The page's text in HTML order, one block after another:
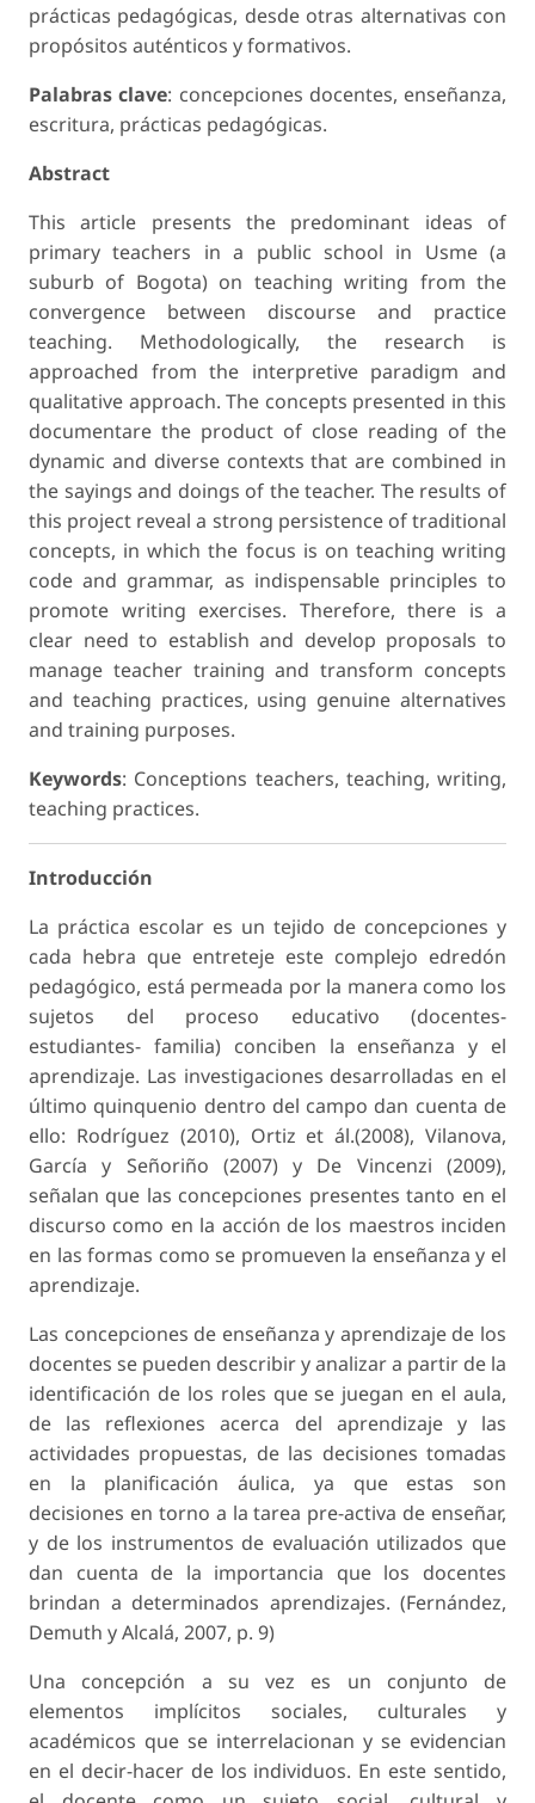
prácticas pedagógicas, desde otras alternativas con
propósitos auténticos y formativos.
Palabras clave: concepciones docentes, enseñanza,
escritura, prácticas pedagógicas.
Abstract
This article presents the predominant ideas of
primary teachers in a public school in Usme (a
suburb of Bogota) on teaching writing from the
convergence between discourse and practice
teaching. Methodologically, the research is
approached from the interpretive paradigm and
qualitative approach. The concepts presented in this
documentare the product of close reading of the
dynamic and diverse contexts that are combined in
the sayings and doings of the teacher. The results of
this project reveal a strong persistence of traditional
concepts, in which the focus is on teaching writing
code and grammar, as indispensable principles to
promote writing exercises. Therefore, there is a
clear need to establish and develop proposals to
manage teacher training and transform concepts
and teaching practices, using genuine alternatives
and training purposes.
Keywords: Conceptions teachers, teaching, writing,
teaching practices.
Introducción
La práctica escolar es un tejido de concepciones y
cada hebra que entreteje este complejo edredón
pedagógico, está permeada por la manera como los
sujetos del proceso educativo (docentes-
estudiantes- familia) conciben la enseñanza y el
aprendizaje. Las investigaciones desarrolladas en el
último quinquenio dentro del campo dan cuenta de
ello: Rodríguez (2010), Ortiz et ál.(2008), Vilanova,
García y Señoriño (2007) y De Vincenzi (2009),
señalan que las concepciones presentes tanto en el
discurso como en la acción de los maestros inciden
en las formas como se promueven la enseñanza y el
aprendizaje.
Las concepciones de enseñanza y aprendizaje de los
docentes se pueden describir y analizar a partir de la
identificación de los roles que se juegan en el aula,
de las reflexiones acerca del aprendizaje y las
actividades propuestas, de las decisiones tomadas
en la planificación áulica, ya que estas son
decisiones en torno a la tarea pre-activa de enseñar,
y de los instrumentos de evaluación utilizados que
dan cuenta de la importancia que los docentes
brindan a determinados aprendizajes. (Fernández,
Demuth y Alcalá, 2007, p. 9)
Una concepción a su vez es un conjunto de
elementos implícitos sociales, culturales y
académicos que se interrelacionan y se evidencian
en el decir-hacer de los individuos. En este sentido,